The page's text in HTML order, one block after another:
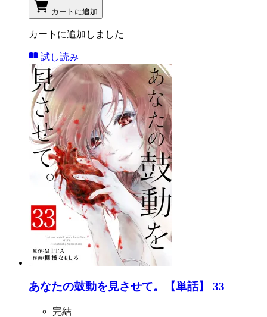
カートに追加
カートに追加しました
試し読み
あなたの鼓動を見させて。【単話】 33
完結